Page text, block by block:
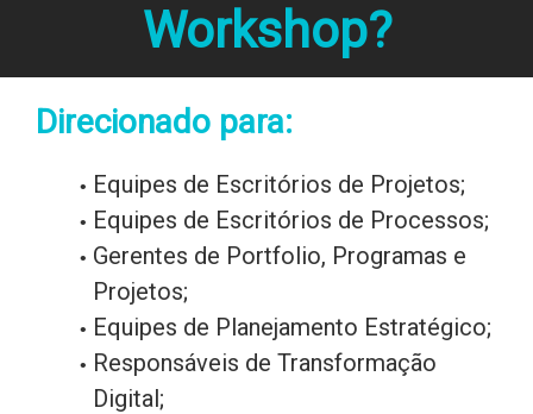
Workshop?
Direcionado para:
Equipes de Escritórios de Projetos;
Equipes de Escritórios de Processos;
Gerentes de Portfolio, Programas e
Projetos;
Equipes de Planejamento Estratégico;
Responsáveis de Transformação
Digital;